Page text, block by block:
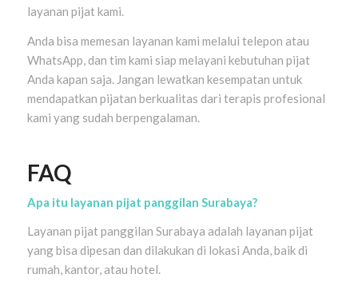
layanan pijat kami.
Anda bisa memesan layanan kami melalui telepon atau
WhatsApp, dan tim kami siap melayani kebutuhan pijat
Anda kapan saja. Jangan lewatkan kesempatan untuk
mendapatkan pijatan berkualitas dari terapis profesional
kami yang sudah berpengalaman.
FAQ
Apa itu layanan pijat panggilan Surabaya?
Layanan pijat panggilan Surabaya adalah layanan pijat
yang bisa dipesan dan dilakukan di lokasi Anda, baik di
rumah, kantor, atau hotel.